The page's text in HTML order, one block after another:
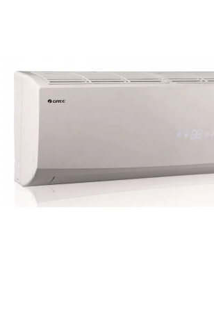
мойки воздуха, климатические
комплексы, осушители